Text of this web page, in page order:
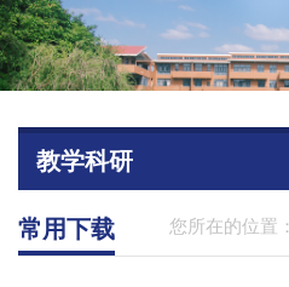
教学科研
您所在的位置：
常用下载